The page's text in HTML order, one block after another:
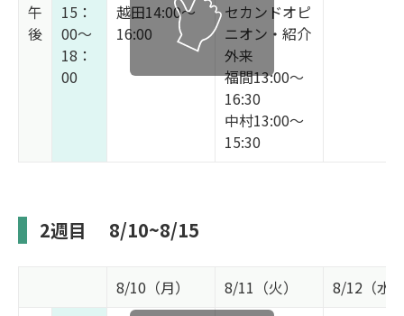
午
後
15：
00～
18：
00
越田14:00～
16:00
セカンドオピ
ニオン・紹介
外来
福間13:00～
16:30
中村13:00～
15:30
2週目 8/10~8/15
8/10（月） 8/11（火）
8/12（水